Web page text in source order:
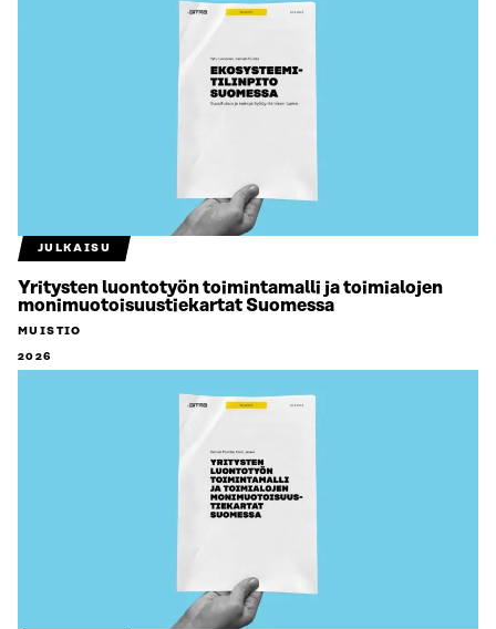
JULKAISU
Yritysten luontotyön toimintamalli ja toimialojen
monimuotoisuustiekartat Suomessa
MUISTIO
2026